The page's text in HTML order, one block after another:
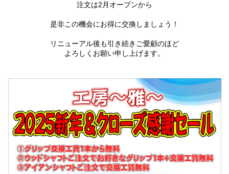
注文は2月オープンから
是非この機会にお得に交換しましょう！
リニューアル後も引き続きご愛顧のほど
よろしくお願い申し上げます。